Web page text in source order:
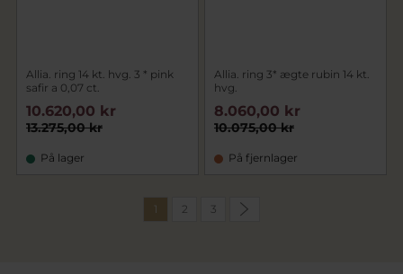
Allia. ring 14 kt. hvg. 3 * pink
safir a 0,07 ct.
13.275,00 kr
10.620,00 kr
På lager
Allia. ring 3* ægte rubin 14 kt.
hvg.
10.075,00 kr
8.060,00 kr
På fjernlager
1 2 3